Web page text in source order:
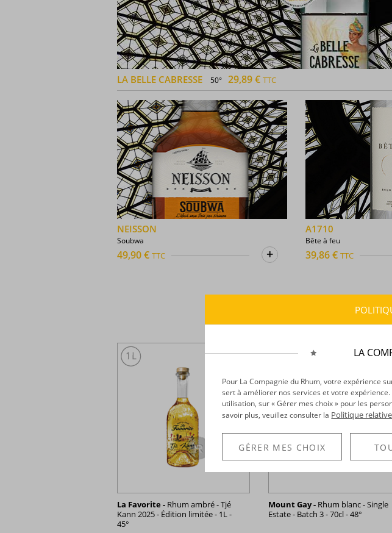
LA BELLE CABRESSE 50° 29,89 € TTC
+
NEISSON
Soubwa
49,90 € TTC
A1710
Bête à feu
39,86 €TTC
La Favorite - Rhum ambré - Tjé
Kann 2025 - Édition limitée - 1L -
45°
Mount Gay -Rhum blanc - Single
Estate - Batch 3 - 70cl - 48°
LA
Pour La Compagnie du Rhum, votre expérience
sert à améliorer nos services et votre
utilisation, sur « Gérer mes choix » pour les
savoir plus, veuillez consulter la Politique
GÉRER MES CHOIX